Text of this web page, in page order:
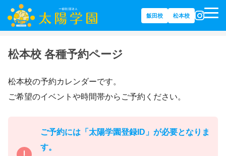
飯田校 松本校
ホーム
松本校 各種予約ページ
松本校の予約カレンダーです。
ご希望のイベントや時間帯からご予約ください。
ご予約には「太陽学園登録ID」が必要となりま
す。